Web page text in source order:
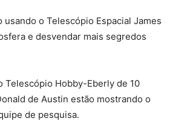
o Telescópio Espacial James
e desvendar mais segredos
Telescópio Hobby-Eberly de 10
de Austin estão mostrando o
de pesquisa.